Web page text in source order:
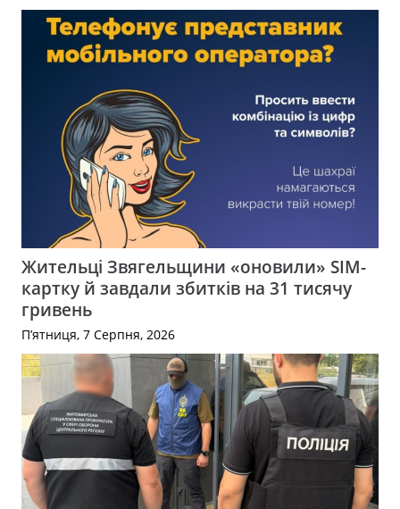
Жительці Звягельщини «оновили» SIM-
картку й завдали збитків на 31 тисячу
гривень
П’ятниця, 7 Серпня, 2026